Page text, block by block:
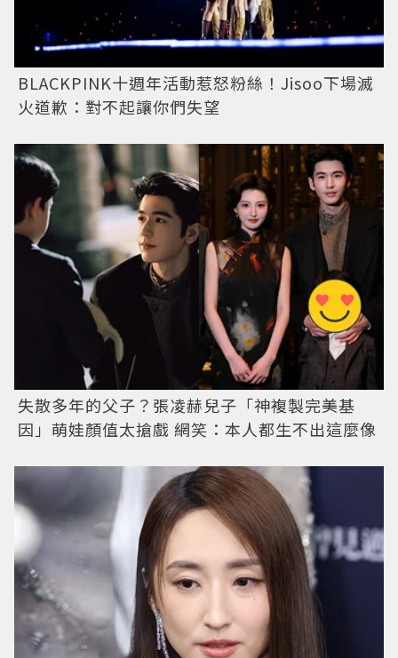
BLACKPINK十週年活動惹怒粉絲！Jisoo下場滅
火道歉：對不起讓你們失望
失散多年的父子？張凌赫兒子「神複製完美基
因」萌娃顏值太搶戲 網笑：本人都生不出這麼像